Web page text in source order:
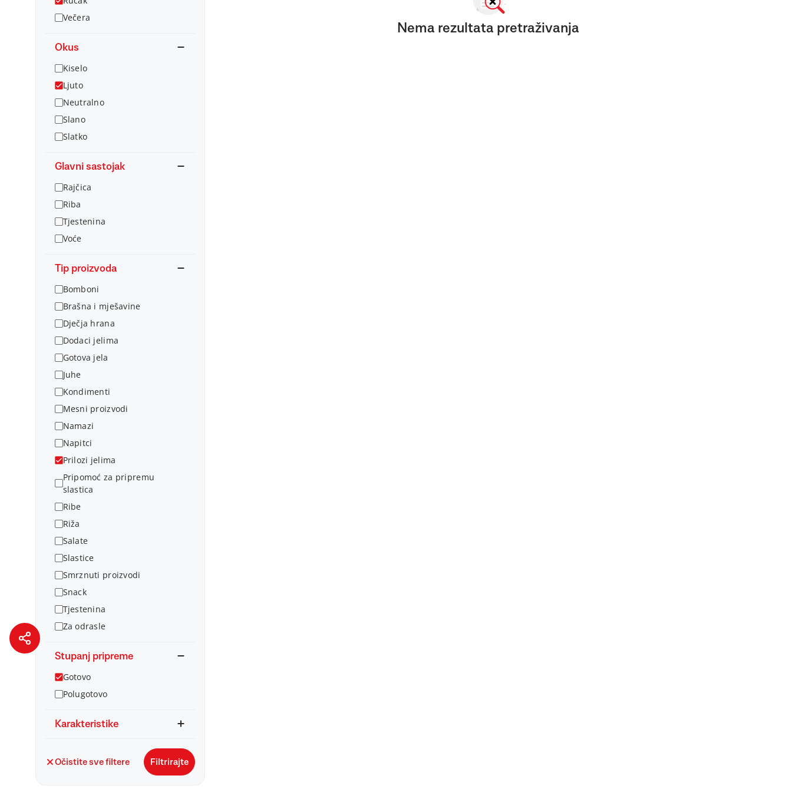
Večera
Okus
Kiselo
Ljuto
Neutralno
Slano
Slatko
Glavni sastojak
Rajčica
Riba
Tjestenina
Voće
Tip proizvoda
Bomboni
Brašna i mješavine
Dječja hrana
Dodaci jelima
Gotova jela
Juhe
Kondimenti
Mesni proizvodi
Namazi
Napitci
Prilozi jelima
Pripomoć za pripremu
slastica
Ribe
Riža
Salate
Slastice
Smrznuti proizvodi
Snack
Tjestenina
Za odrasle
Stupanj pripreme
Gotovo
Polugotovo
Karakteristike
Očistite sve filtere Filtrirajte
Nema rezultata pretraživanja